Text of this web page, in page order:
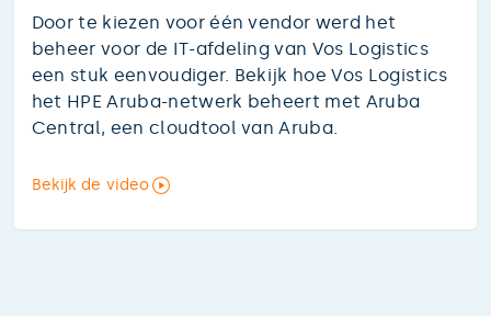
Door te kiezen voor één vendor werd het
beheer voor de IT-afdeling van Vos Logistics
een stuk eenvoudiger. Bekijk hoe Vos Logistics
het HPE Aruba-netwerk beheert met Aruba
Central, een cloudtool van Aruba.
Bekijk de video